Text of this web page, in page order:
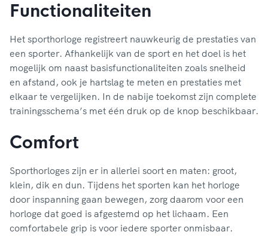
Functionaliteiten
Het sporthorloge registreert nauwkeurig de prestaties van
een sporter. Afhankelijk van de sport en het doel is het
mogelijk om naast basisfunctionaliteiten zoals snelheid
en afstand, ook je hartslag te meten en prestaties met
elkaar te vergelijken. In de nabije toekomst zijn complete
trainingsschema’s met één druk op de knop beschikbaar.
Comfort
Sporthorloges zijn er in allerlei soort en maten: groot,
klein, dik en dun. Tijdens het sporten kan het horloge
door inspanning gaan bewegen, zorg daarom voor een
horloge dat goed is afgestemd op het lichaam. Een
comfortabele grip is voor iedere sporter onmisbaar.